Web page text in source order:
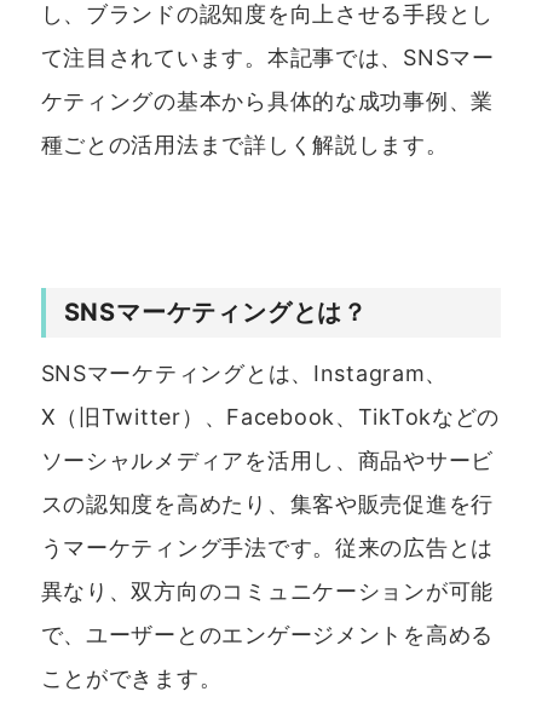
し、ブランドの認知度を向上させる手段とし
て注目されています。本記事では、SNSマー
ケティングの基本から具体的な成功事例、業
種ごとの活用法まで詳しく解説します。
SNSマーケティングとは？
SNSマーケティングとは、Instagram、
X（旧Twitter）、Facebook、TikTokなどの
ソーシャルメディアを活用し、商品やサービ
スの認知度を高めたり、集客や販売促進を行
うマーケティング手法です。従来の広告とは
異なり、双方向のコミュニケーションが可能
で、ユーザーとのエンゲージメントを高める
ことができます。